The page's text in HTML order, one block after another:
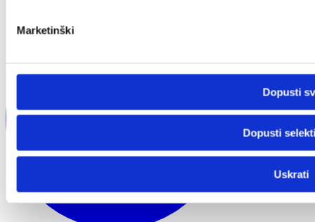
Marketinški
Dopusti
Dopusti
Uskrati